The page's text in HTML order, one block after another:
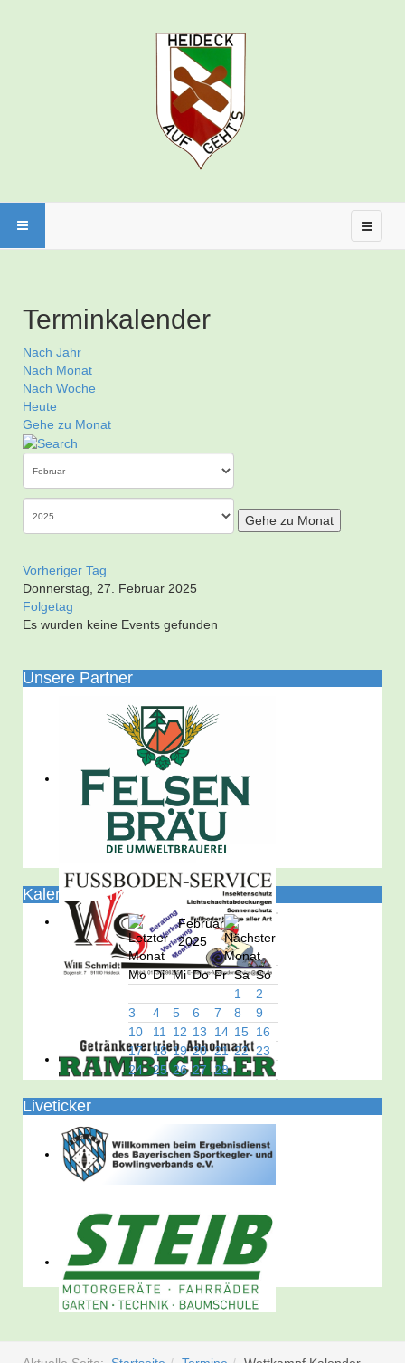
Terminkalender
Nach Jahr
Nach Monat
Nach Woche
Heute
Gehe zu Monat
Gehe zu Monat
Vorheriger Tag
Donnerstag, 27. Februar 2025
Folgetag
Es wurden keine Events gefunden
Unsere Partner
Kalender/Termine
Februar
2025
Mo Di Mi Do Fr Sa So
1
2
3
4 5 6 7 8
9
10
11 12 13 14 15 16
17
18 19 20 21 22 23
24
25 26 27 28
Liveticker